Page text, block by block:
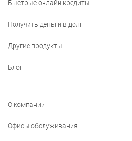
Быстрые онлайн кредиты
Получить деньги в долг
Другие продукты
Блог
О компании
Офисы обслуживания